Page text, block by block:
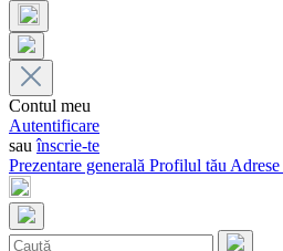
Contul meu
Autentificare
sauînscrie-te
Prezentare generală Profilul tău Adrese